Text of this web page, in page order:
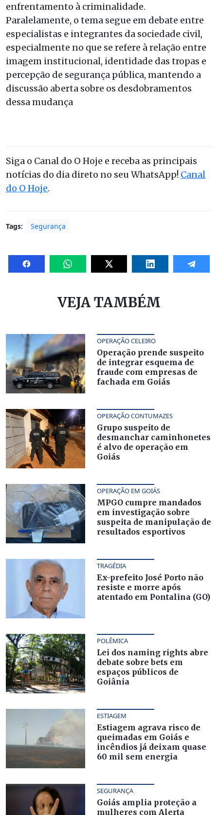
enfrentamento à criminalidade.
Paralelamente, o tema segue em debate entre
especialistas e integrantes da sociedade civil,
especialmente no que se refere à relação entre
imagem institucional, identidade das tropas e
percepção de segurança pública, mantendo a
discussão aberta sobre os desdobramentos
dessa mudança
Siga o Canal do O Hoje e receba as principais
notícias do dia direto no seu WhatsApp! Canal
do O Hoje.
Tags: Segurança
VEJA TAMBÉM
OPERAÇÃO CELEIRO
Operação prende suspeito
de integrar esquema de
fraude com empresas de
fachada em Goiás
OPERAÇÃO CONTUMAZES
Grupo suspeito de
desmanchar caminhonetes
é alvo de operação em
Goiás
OPERAÇÃO EM GOIÁS
MPGO cumpre mandados
em investigação sobre
suspeita de manipulação de
resultados esportivos
TRAGÉDIA
Ex-prefeito José Porto não
resiste e morre após
atentado em Pontalina (GO)
POLÊMICA
Lei dos naming rights abre
debate sobre bets em
espaços públicos de
Goiânia
ESTIAGEM
Estiagem agrava risco de
queimadas em Goiás e
incêndios já deixam quase
60 mil sem energia
SEGURANÇA
Goiás amplia proteção a
mulheres com Alerta